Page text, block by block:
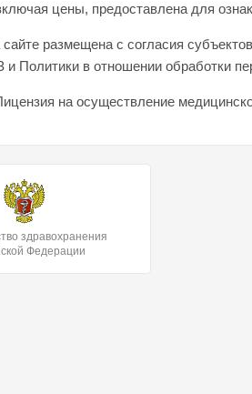
цены, предоставлена для
размещена с согласия
и Политики в отношении обработки
на осуществление
здравохранения
Федерации